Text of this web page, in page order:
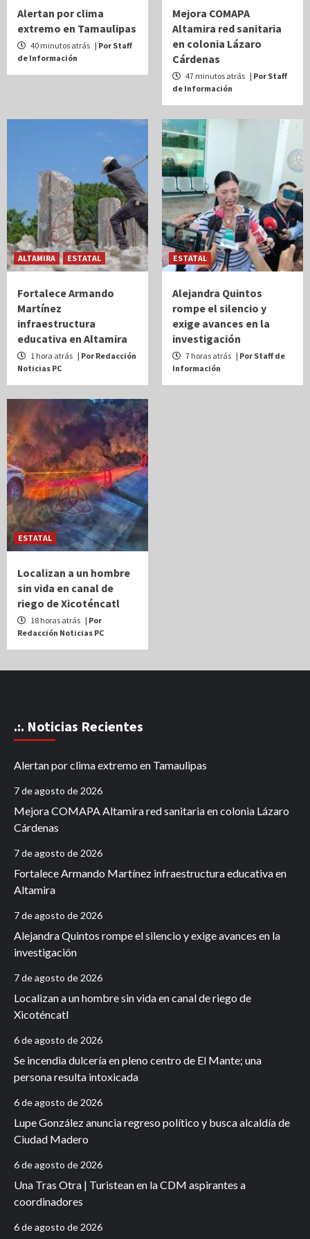
Alertan por clima
extremo en Tamaulipas
40 minutos atrás | Por Staff
de Información
Mejora COMAPA
Altamira red sanitaria
en colonia Lázaro
Cárdenas
47 minutos atrás | Por Staff
de Información
ALTAMIRA ESTATAL
Fortalece Armando
Martínez
infraestructura
educativa en Altamira
1 hora atrás | Por Redacción
Noticias PC
ESTATAL
Alejandra Quintos
rompe el silencio y
exige avances en la
investigación
7 horas atrás | Por Staff de
Información
ESTATAL
Localizan a un hombre
sin vida en canal de
riego de Xicoténcatl
18 horas atrás | Por
Redacción Noticias PC
.:. Noticias Recientes
Alertan por clima extremo en Tamaulipas
7 de agosto de 2026
Mejora COMAPA Altamira red sanitaria en colonia Lázaro
Cárdenas
7 de agosto de 2026
Fortalece Armando Martínez infraestructura educativa en
Altamira
7 de agosto de 2026
Alejandra Quintos rompe el silencio y exige avances en la
investigación
7 de agosto de 2026
Localizan a un hombre sin vida en canal de riego de
Xicoténcatl
6 de agosto de 2026
Se incendia dulcería en pleno centro de El Mante; una
persona resulta intoxicada
6 de agosto de 2026
Lupe González anuncia regreso político y busca alcaldía de
Ciudad Madero
6 de agosto de 2026
Una Tras Otra | Turistean en la CDM aspirantes a
coordinadores
6 de agosto de 2026